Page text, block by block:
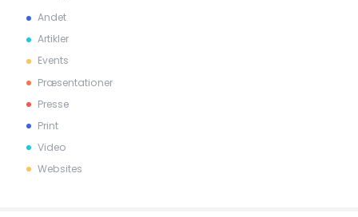
Andet
Artikler
Events
Præsentationer
Presse
Print
Video
Websites